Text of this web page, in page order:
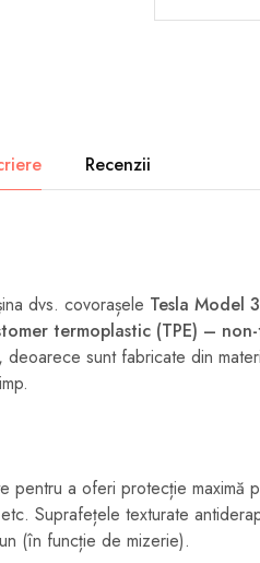
Recenzii
dvs. covorașele Tesla Model 3
termoplastic (TPE) –
sunt fabricate din
pentru a oferi protecție maximă
Suprafețele texturate
(în funcție de mizerie).